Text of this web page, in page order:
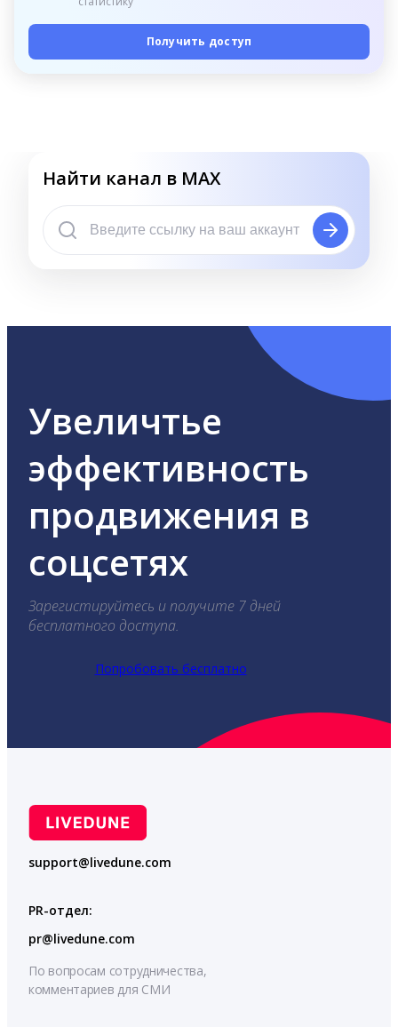
Получить доступ
Найти канал в MAX
Увеличтье
эффективность
продвижения в
соцсетях
Зарегистируйтесь и получите 7 дней
бесплатного доступа.
Попробовать бесплатно
support@livedune.com
PR-отдел:
pr@livedune.com
По вопросам сотрудничества,
комментариев для СМИ